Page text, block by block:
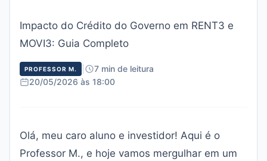
Impacto do Crédito do Governo em RENT3 e
MOVI3: Guia Completo
PROFESSOR M.
7 min de leitura
20/05/2026 às 18:00
Olá, meu caro aluno e investidor! Aqui é o
Professor M., e hoje vamos mergulhar em um